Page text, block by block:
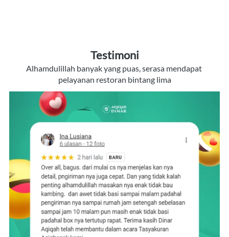
Testimoni
Alhamdulillah banyak yang puas, serasa mendapat
pelayanan restoran bintang lima